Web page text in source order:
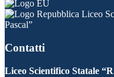
Liceo
Pascal”
Contatti
Liceo Scientifico Statale